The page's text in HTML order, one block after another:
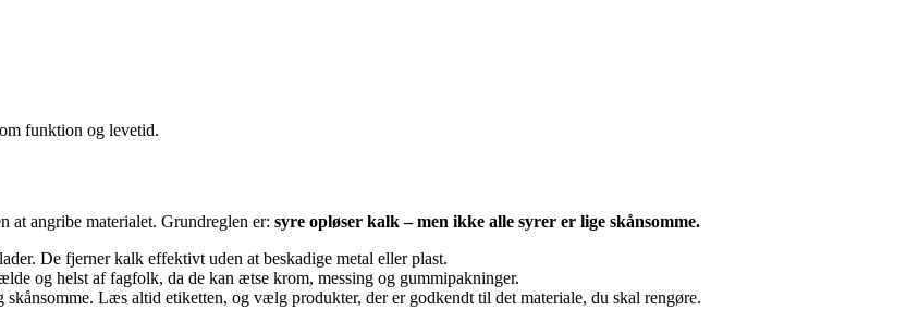
funktion og levetid.
angribe materialet. Grundreglen er: syre opløser kalk – men ikke alle syrer er lige skånsomme.
De fjerner kalk effektivt uden at beskadige metal eller plast.
og helst af fagfolk, da de kan ætse krom, messing og gummipakninger.
Læs altid etiketten, og vælg produkter, der er godkendt til det materiale, du skal rengøre.